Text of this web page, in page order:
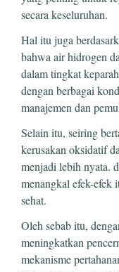
secara keseluruhan.
Hal itu juga
bahwa air hidrogen
dalam tingkat
dengan berbagai
manajemen dan
Selain itu, seiring
kerusakan oksidatif
menjadi lebih nyata.
menangkal efek-efek
sehat.
Oleh sebab itu,
meningkatkan
mekanisme